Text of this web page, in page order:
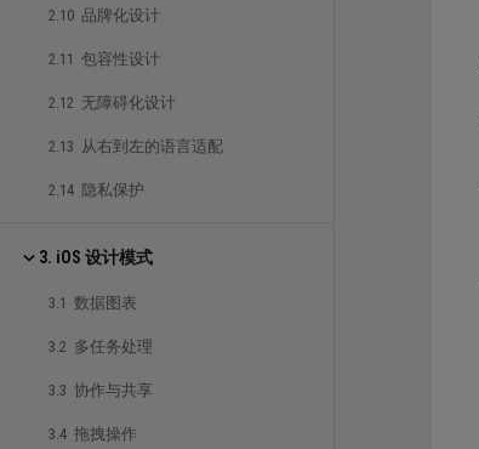
2.10 品牌化设计
2.11 包容性设计
2.12 无障碍化设计
2.13 从右到左的语言适配
2.14 隐私保护
3. iOS 设计模式
3.1 数据图表
3.2 多任务处理
3.3 协作与共享
3.4 拖拽操作